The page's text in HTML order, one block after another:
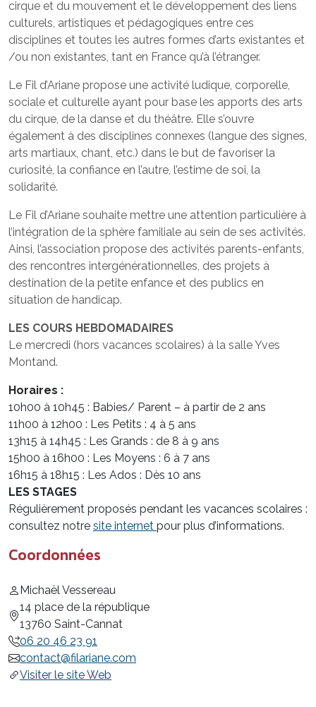
cirque et du mouvement et le développement des liens
culturels, artistiques et pédagogiques entre ces
disciplines et toutes les autres formes d’arts existantes et
/ou non existantes, tant en France qu’à l’étranger.
Le Fil d’Ariane propose une activité ludique, corporelle,
sociale et culturelle ayant pour base les apports des arts
du cirque, de la danse et du théâtre. Elle s’ouvre
également à des disciplines connexes (langue des signes,
arts martiaux, chant, etc.) dans le but de favoriser la
curiosité, la confiance en l’autre, l’estime de soi, la
solidarité.
Le Fil d’Ariane souhaite mettre une attention particulière à
l’intégration de la sphère familiale au sein de ses activités.
Ainsi, l’association propose des activités parents-enfants,
des rencontres intergénérationnelles, des projets à
destination de la petite enfance et des publics en
situation de handicap.
LES COURS HEBDOMADAIRES
Le mercredi (hors vacances scolaires) à la salle Yves
Montand.
Horaires :
10h00 à 10h45 : Babies/ Parent – à partir de 2 ans
11h00 à 12h00 : Les Petits : 4 à 5 ans
13h15 à 14h45 : Les Grands : de 8 à 9 ans
15h00 à 16h00 : Les Moyens : 6 à 7 ans
16h15 à 18h15 : Les Ados : Dès 10 ans
LES STAGES
Régulièrement proposés pendant les vacances scolaires :
consultez notre site internet pour plus d’informations.
Coordonnées
Michaël Vessereau
14 place de la république
13760 Saint-Cannat
06 20 46 23 91
contact@filariane.com
Visiter le site Web